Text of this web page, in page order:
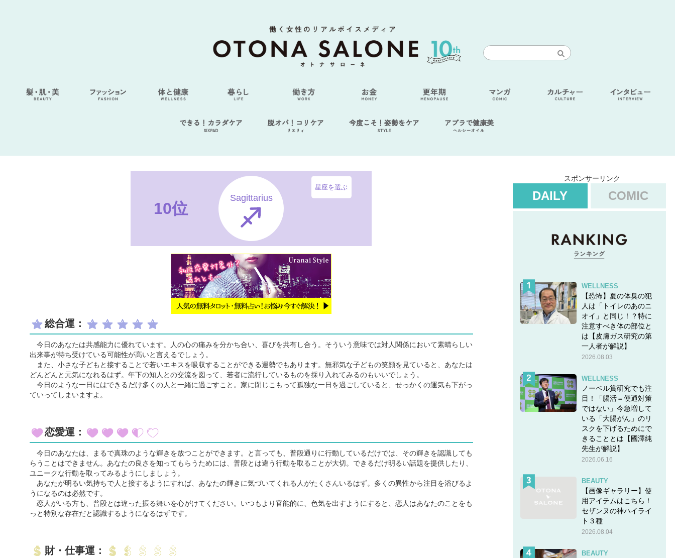
できる！カラダケア
SIXPAD
脱オバ！コリケア
リエリィ
今度こそ！姿勢をケア
STYLE
アブラで健康美
ヘルシーオイル
10位
Sagittarius
星座を選ぶ
総合運：
今日のあなたは共感能力に優れています。人の心の痛みを分かち合い、喜びを共有し合う。そういう意味では対人関係において素晴らしい
出来事が待ち受けている可能性が高いと言えるでしょう。
また、小さな子どもと接することで若いエキスを吸収することができる運勢でもあります。無邪気な子どもの笑顔を見ていると、あなたは
どんどんと元気になれるはず。年下の知人との交流を図って、若者に流行しているものを採り入れてみるのもいいでしょう。
今日のような一日にはできるだけ多くの人と一緒に過ごすこと。家に閉じこもって孤独な一日を過ごしていると、せっかくの運気も下がっ
ていってしまいますよ。
恋愛運：
今日のあなたは、まるで真珠のような輝きを放つことができます。と言っても、普段通りに行動しているだけでは、その輝きを認識しても
らうことはできません。あなたの良さを知ってもらうためには、普段とは違う行動を取ることが大切。できるだけ明るい話題を提供したり、
ユニークな行動を取ってみるようにしましょう。
あなたが明るい気持ちで人と接するようにすれば、あなたの輝きに気づいてくれる人がたくさんいるはず。多くの異性から注目を浴びるよ
うになるのは必然です。
恋人がいる方も、普段とは違った振る舞いを心がけてください。いつもより官能的に、色気を出すようにすると、恋人はあなたのことをも
っと特別な存在だと認識するようになるはずです。
財・仕事運：
スポンサーリンク
DAILY COMIC
WELLNESS
【恐怖】夏の体臭の犯
人は「トイレのあのニ
オイ」と同じ！？特に
注意すべき体の部位と
は【皮膚ガス研究の第
一人者が解説】
2026.08.03
WELLNESS
ノーベル賞研究でも注
目！「腸活＝便通対策
ではない」今急増して
いる「大腸がん」のリ
スクを下げるためにで
きることとは【國澤純
先生が解説】
2026.06.16
BEAUTY
【画像ギャラリー】使
用アイテムはこちら！
セザンヌの神ハイライ
ト３種
2026.08.04
BEAUTY